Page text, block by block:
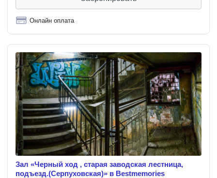
Онлайн оплата
Зал «Черный ход , старая заводская лестница,
подъезд.(Серпуховская)» в Bestmemories